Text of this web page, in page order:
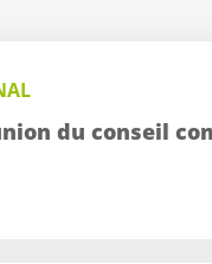
du conseil